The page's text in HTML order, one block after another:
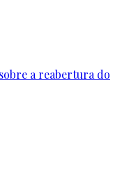
a reabertura do